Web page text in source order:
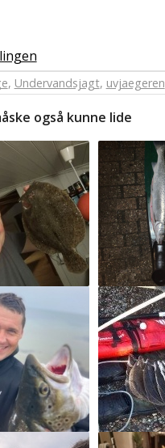
, Undervandsjagt, uvjaegeren
også kunne lide